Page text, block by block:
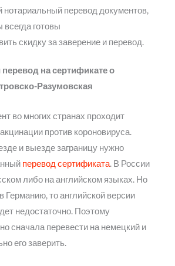
нотариальный перевод документов,
всегда готовы
скидку за заверение и перевод.
на сертификате о
Разумовская
во многих странах проходит
против короновируса.
и выезде заграницу нужно
перевод сертификата. В России
либо на английском языках. Но
Германию, то английской версии
недостаточно. Поэтому
сначала перевести на немецкий и
его заверить.